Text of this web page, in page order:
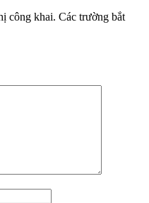
công khai. Các trường bắt